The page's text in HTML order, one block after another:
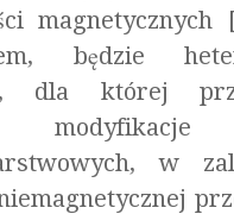
będzie
dla której
modyfikacje
w